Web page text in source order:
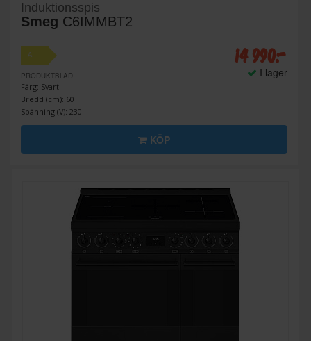
Induktionsspis
Smeg C6IMMBT2
A
PRODUKTBLAD
Färg: Svart
Bredd (cm): 60
Spänning (V): 230
14 990:-
I lager
KÖP